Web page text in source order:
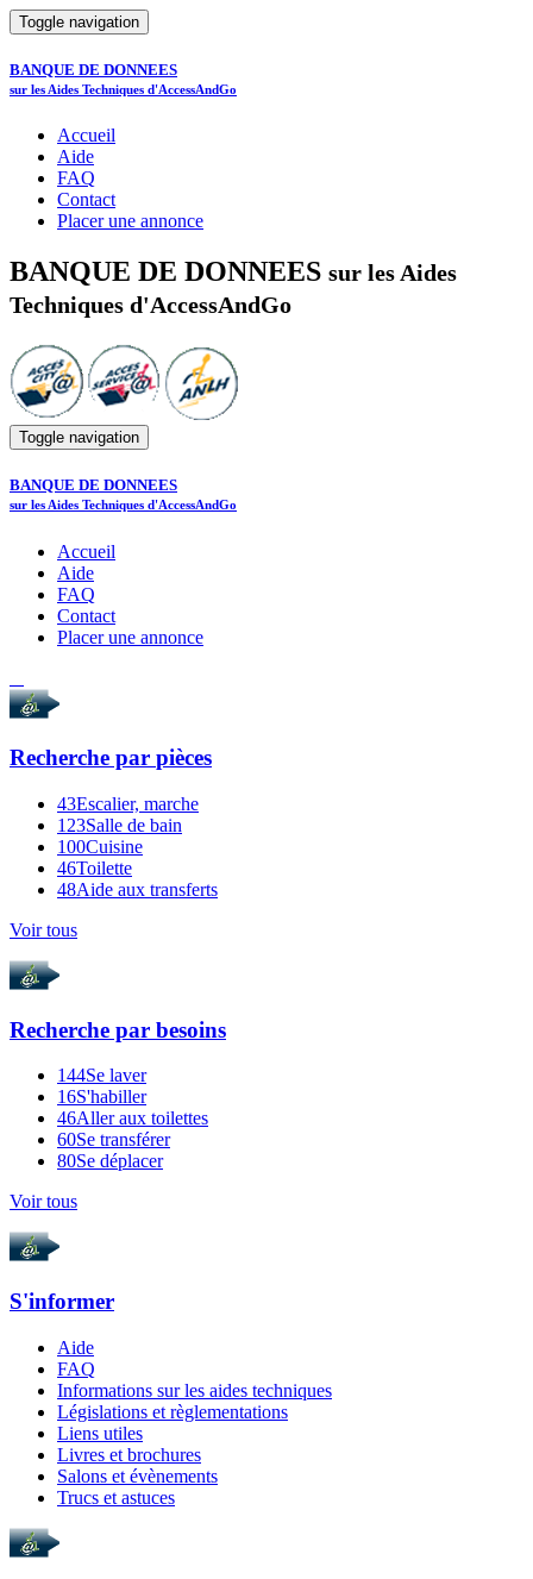
Toggle navigation
BANQUE DE DONNEES
sur les Aides Techniques d'AccessAndGo
Accueil
Aide
FAQ
Contact
Placer une annonce
BANQUE DE DONNEES sur les Aides
Techniques d'AccessAndGo
Toggle navigation
BANQUE DE DONNEES
sur les Aides Techniques d'AccessAndGo
Accueil
Aide
FAQ
Contact
Placer une annonce
Recherche par pièces
43Escalier, marche
123Salle de bain
100Cuisine
46Toilette
48Aide aux transferts
Voir tous
Recherche par besoins
144Se laver
16S'habiller
46Aller aux toilettes
60Se transférer
80Se déplacer
Voir tous
S'informer
Aide
FAQ
Informations sur les aides techniques
Législations et règlementations
Liens utiles
Livres et brochures
Salons et évènements
Trucs et astuces